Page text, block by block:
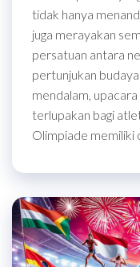
tidak hanya
juga merayakan
persatuan antara
pertunjukan
mendalam,
terlupakan bagi
Olimpiade memiliki